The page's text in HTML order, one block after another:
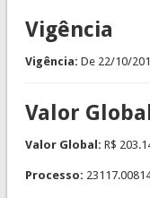
Vigência
Vigência: De 22/10/
Valor Global
Valor Global: R$
Processo: